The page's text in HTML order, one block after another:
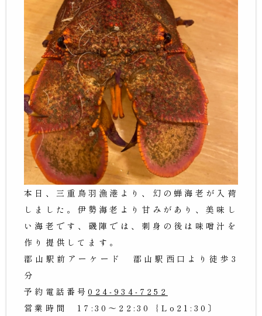
本日、三重鳥羽漁港より、幻の蝉海老が入荷
しました。伊勢海老より甘みがあり、美味し
い海老です、磯陣では、刺身の後は味噌汁を
作り提供してます。
郡山駅前アーケード 郡山駅西口より徒歩3
分
予約電話番号024-934-7252
営業時間 17:30〜22:30｛Lo21:30〕